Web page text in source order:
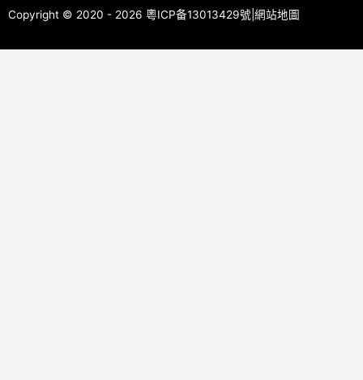
Copyright © 2020 - 2026 粵ICP备13013429號 網站地圖